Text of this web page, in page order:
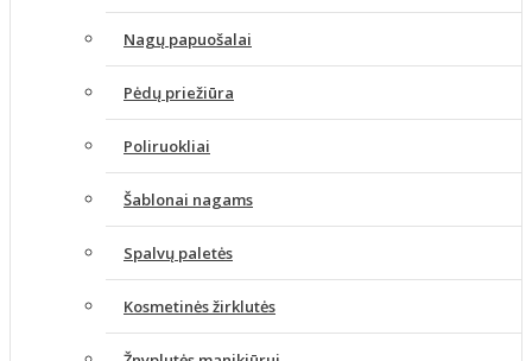
Nagų papuošalai
Pėdų priežiūra
Poliruokliai
Šablonai nagams
Spalvų paletės
Kosmetinės žirklutės